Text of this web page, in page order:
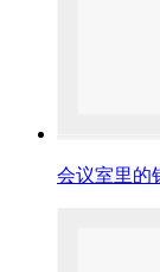
会议室里的